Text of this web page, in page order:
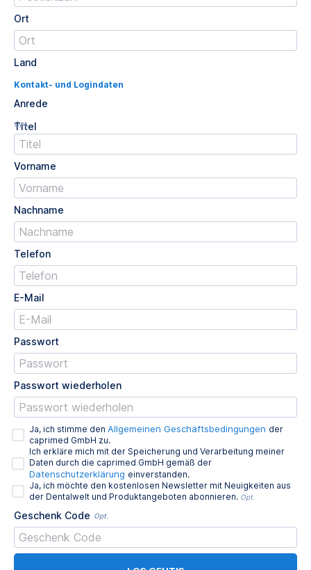
Ort
Land
Kontakt- und Logindaten
Anrede
Titel
Opt.
Vorname
Nachname
Telefon
E-Mail
Passwort
Passwort wiederholen
Ja, ich stimme den Allgemeinen Geschäftsbedingungen der
caprimed GmbH zu.
Ich erkläre mich mit der Speicherung und Verarbeitung meiner
Daten durch die caprimed GmbH gemäß der
Datenschutzerklärung einverstanden.
Ja, ich möchte den kostenlosen Newsletter mit Neuigkeiten aus
der Dentalwelt und Produktangeboten abonnieren. Opt.
Geschenk Code Opt.